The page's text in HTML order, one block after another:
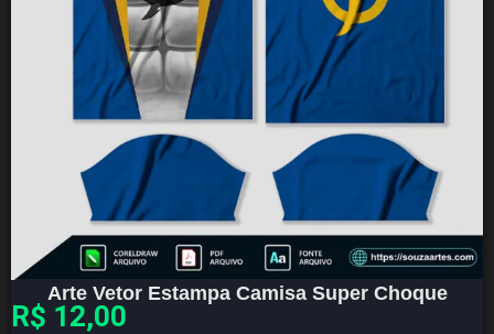
Arte Vetor Estampa Camisa Super Choque
R$ 12,00